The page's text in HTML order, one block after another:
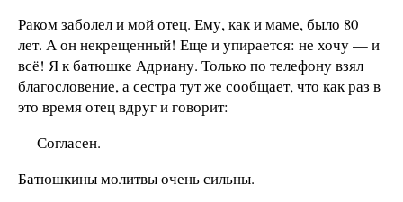
Раком заболел и мой отец. Ему, как и маме, было 80
лет. А он некрещенный! Еще и упирается: не хочу — и
всё! Я к батюшке Адриану. Только по телефону взял
благословение, а сестра тут же сообщает, что как раз в
это время отец вдруг и говорит:
— Согласен.
Батюшкины молитвы очень сильны.